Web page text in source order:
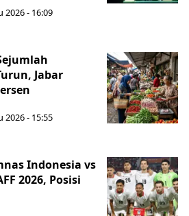
2026 - 16:09
Jabar
2026 - 15:55
Indonesia vs
2026, Posisi